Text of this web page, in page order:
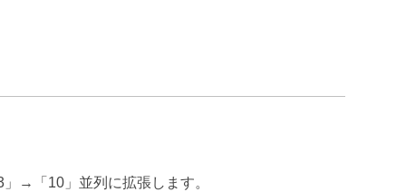
→「10」並列に拡張します。